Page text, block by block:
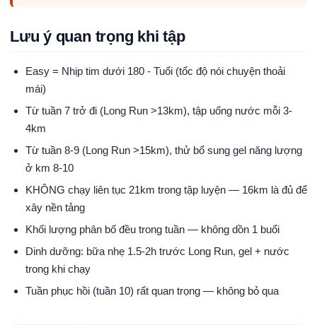
Lưu ý quan trọng khi tập
Easy = Nhịp tim dưới 180 - Tuổi (tốc độ nói chuyện thoải
mái)
Từ tuần 7 trở đi (Long Run >13km), tập uống nước mỗi 3-
4km
Từ tuần 8-9 (Long Run >15km), thử bổ sung gel năng lượng
ở km 8-10
KHÔNG chạy liên tục 21km trong tập luyện — 16km là đủ để
xây nền tảng
Khối lượng phân bố đều trong tuần — không dồn 1 buổi
Dinh dưỡng: bữa nhẹ 1.5-2h trước Long Run, gel + nước
trong khi chạy
Tuần phục hồi (tuần 10) rất quan trọng — không bỏ qua